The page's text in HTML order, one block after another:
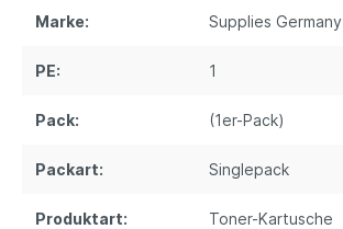
Marke: Supplies Germany
PE: 1
Pack: (1er-Pack)
Packart: Singlepack
Produktart: Toner-Kartusche